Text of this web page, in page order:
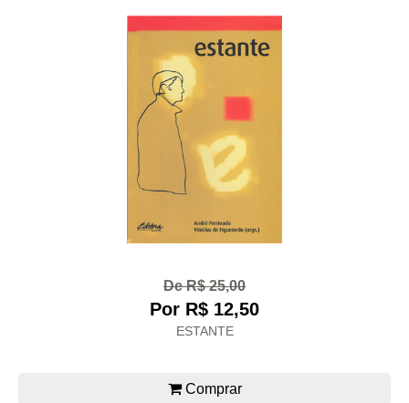
De R$ 25,00
Por R$ 12,50
ESTANTE
Comprar